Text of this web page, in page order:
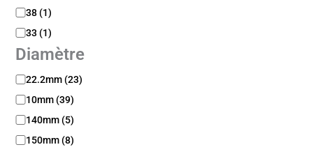
r
D
n
r
e
38 (1)
33 (1)
Diamètre
D
a
m
è
t
22.2mm (23)
10mm (39)
140mm (5)
150mm (8)